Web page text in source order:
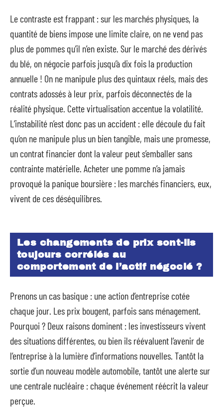
Le contraste est frappant : sur les marchés physiques, la
quantité de biens impose une limite claire, on ne vend pas
plus de pommes qu’il n’en existe. Sur le marché des dérivés
du blé, on négocie parfois jusqu’à dix fois la production
annuelle ! On ne manipule plus des quintaux réels, mais des
contrats adossés à leur prix, parfois déconnectés de la
réalité physique. Cette virtualisation accentue la volatilité.
L’instabilité n’est donc pas un accident : elle découle du fait
qu’on ne manipule plus un bien tangible, mais une promesse,
un contrat financier dont la valeur peut s’emballer sans
contrainte matérielle. Acheter une pomme n’a jamais
provoqué la panique boursière : les marchés financiers, eux,
vivent de ces déséquilibres.
Les changements de prix sont-ils
toujours corrélés au
comportement de l’actif négocié ?
Prenons un cas basique : une action d’entreprise cotée
chaque jour. Les prix bougent, parfois sans ménagement.
Pourquoi ? Deux raisons dominent : les investisseurs vivent
des situations différentes, ou bien ils réévaluent l’avenir de
l’entreprise à la lumière d’informations nouvelles. Tantôt la
sortie d’un nouveau modèle automobile, tantôt une alerte sur
une centrale nucléaire : chaque événement réécrit la valeur
perçue.